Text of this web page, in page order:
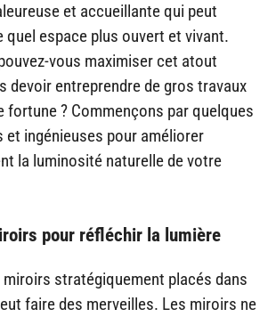
et accueillante qui peut
quel espace plus ouvert et vivant.
vous maximiser cet atout
devoir entreprendre de gros travaux
fortune ? Commençons par quelques
et ingénieuses pour améliorer
la luminosité naturelle de votre
pour réfléchir la lumière
miroirs stratégiquement placés dans
faire des merveilles. Les miroirs ne